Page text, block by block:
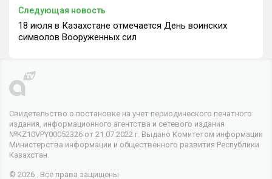
Следующая новость
18 июля в Казахстане отмечается День воинских
символов Вооруженных сил
Свидетельство о постановке на учет периодического печатного
издания, информационного агентства и сетевого издания
№KZ10VPY00052326 от 21.07.2022 г. Выдано Комитетом информации
Министерства информации и общественного развития Республики
Казахстан.
© 2026 . Все права защищены